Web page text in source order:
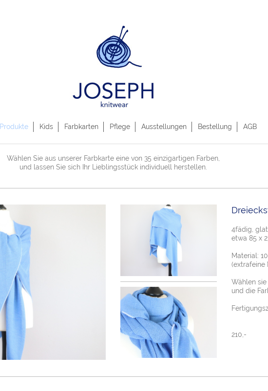
Produkte Kids Farbkarten Pflege Ausstellungen Bestellung AGB
Wählen Sie aus unserer Farbkarte eine von 35 einzigartigen Farben,
und lassen Sie sich Ihr Lieblingsstück individuell herstellen.
4fädig,
etwa 85 x
Material:
(extrafeine
Wählen
und die
210,-